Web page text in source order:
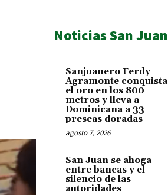
Noticias San Juan
Sanjuanero Ferdy
Agramonte conquista
el oro en los 800
metros y lleva a
Dominicana a 33
preseas doradas
agosto 7, 2026
San Juan se ahoga
entre bancas y el
silencio de las
autoridades